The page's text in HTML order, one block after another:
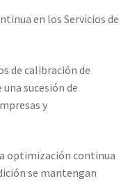
en los Servicios de
de calibración de
sucesión de
y
optimización continua
se mantengan